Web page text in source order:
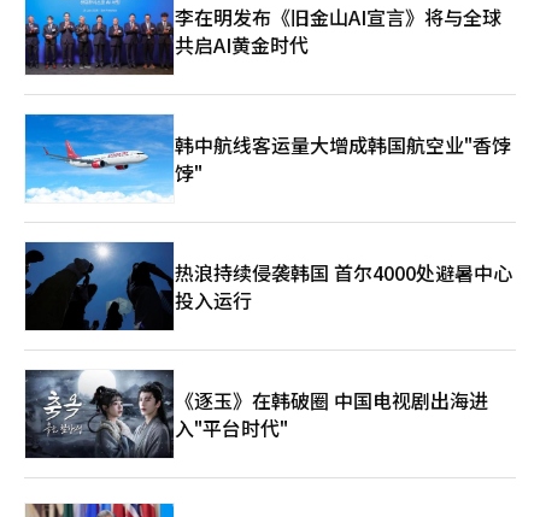
李在明发布《旧金山AI宣言》将与全球
共启AI黄金时代
韩中航线客运量大增成韩国航空业"香饽
饽"
热浪持续侵袭韩国 首尔4000处避暑中心
投入运行
《逐玉》在韩破圈 中国电视剧出海进
入"平台时代"